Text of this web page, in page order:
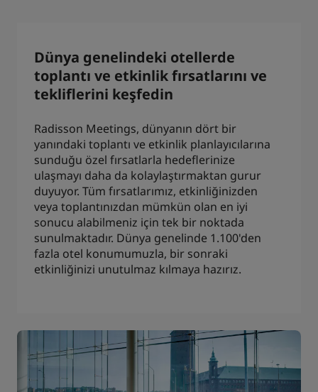
Prize by Radisson Country Inn & Suites
Çin'deki Bağlı Markalar
Jin Jiang
Kunlun Golden Tulip
Blogumuzu ziyaret edin
Dünya genelindeki otellerde
toplantı ve etkinlik fırsatlarını ve
tekliflerini keşfedin
Radisson Meetings, dünyanın dört bir
yanındaki toplantı ve etkinlik planlayıcılarına
sunduğu özel fırsatlarla hedeflerinize
ulaşmayı daha da kolaylaştırmaktan gurur
duyuyor. Tüm fırsatlarımız, etkinliğinizden
veya toplantınızdan mümkün olan en iyi
sonucu alabilmeniz için tek bir noktada
sunulmaktadır. Dünya genelinde 1.100'den
fazla otel konumumuzla, bir sonraki
etkinliğinizi unutulmaz kılmaya hazırız.